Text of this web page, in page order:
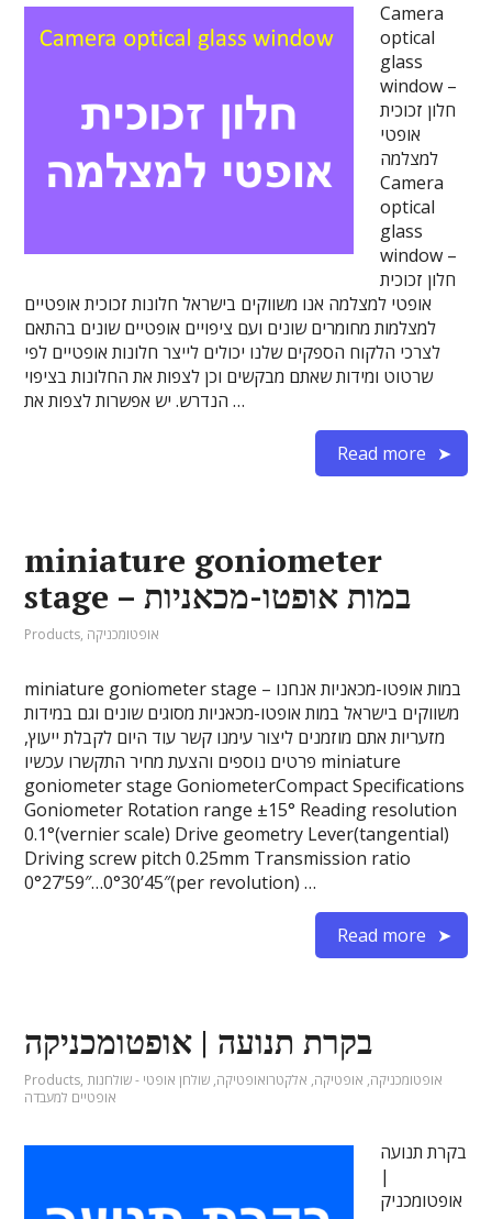
Camera
optical
glass
window –
חלון זכוכית
אופטי
למצלמה
Camera
optical
glass
window –
חלון זכוכית
אופטי למצלמה אנו משווקים בישראל חלונות זכוכית אופטיים
למצלמות מחומרים שונים ועם ציפויים אופטיים שונים בהתאם
לצרכי הלקוח הספקים שלנו יכולים לייצר חלונות אופטיים לפי
שרטוט ומידות שאתם מבקשים וכן לצפות את החלונות בציפוי
הנדרש. יש אפשרות לצפות את …
Read more
miniature goniometer
stage – במות אופטו-מכאניות
Products, אופטומכניקה
miniature goniometer stage – במות אופטו-מכאניות אנחנו
משווקים בישראל במות אופטו-מכאניות מסוגים שונים וגם במידות
מזעריות אתם מוזמנים ליצור עימנו קשר עוד היום לקבלת ייעוץ,
פרטים נוספים והצעת מחיר התקשרו עכשיו miniature
goniometer stage GoniometerCompact Specifications
Goniometer Rotation range ±15° Reading resolution
0.1°(vernier scale) Drive geometry Lever(tangential)
Driving screw pitch 0.25mm Transmission ratio
0°27’59″…0°30’45″(per revolution) …
Read more
בקרת תנועה | אופטומכניקה
Products, אופטומכניקה, אופטיקה, אלקטרואופטיקה, שולחן אופטי - שולחנות
אופטיים למעבדה
בקרת תנועה
|
אופטומכניק